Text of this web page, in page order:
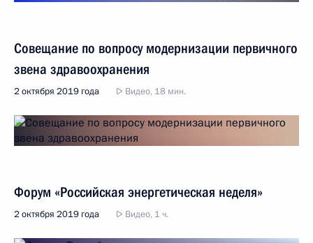
Совещание по вопросу модернизации первичного
звена здравоохранения
2 октября 2019 года Видео, 18 мин.
Форум «Российская энергетическая неделя»
2 октября 2019 года Видео, 1 ч.